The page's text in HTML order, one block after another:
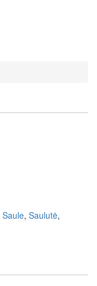
Saule, Saulutė,